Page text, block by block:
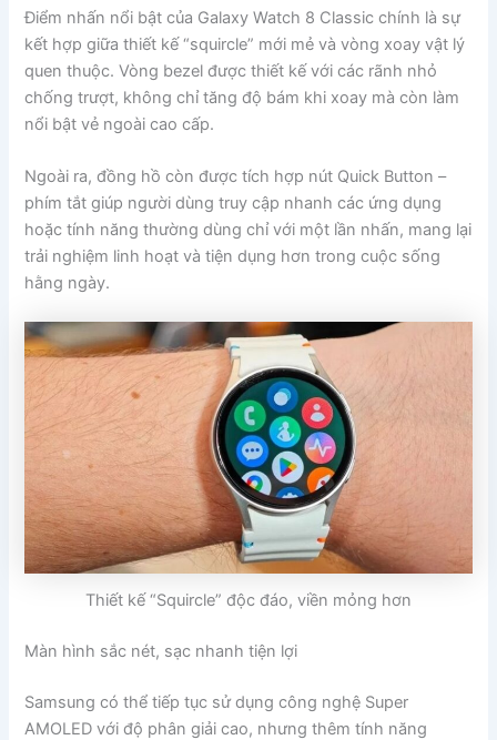
Điểm nhấn nổi bật của Galaxy Watch 8 Classic chính là sự
kết hợp giữa thiết kế “squircle” mới mẻ và vòng xoay vật lý
quen thuộc. Vòng bezel được thiết kế với các rãnh nhỏ
chống trượt, không chỉ tăng độ bám khi xoay mà còn làm
nổi bật vẻ ngoài cao cấp.
Ngoài ra, đồng hồ còn được tích hợp nút Quick Button –
phím tắt giúp người dùng truy cập nhanh các ứng dụng
hoặc tính năng thường dùng chỉ với một lần nhấn, mang lại
trải nghiệm linh hoạt và tiện dụng hơn trong cuộc sống
hằng ngày.
Thiết kế “Squircle” độc đáo, viền mỏng hơn
Màn hình sắc nét, sạc nhanh tiện lợi
Samsung có thể tiếp tục sử dụng công nghệ Super
AMOLED với độ phân giải cao, nhưng thêm tính năng